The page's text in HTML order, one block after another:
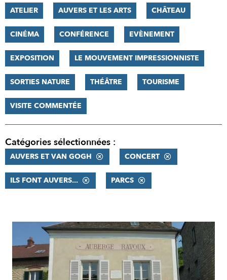
ATELIER AUVERS ET LES ARTS CHÂTEAU
CINÉMA CONFÉRENCE EVÈNEMENT
EXPOSITION LE MOUVEMENT IMPRESSIONNISTE
SORTIES NATURE THÉÂTRE TOURISME
VISITE COMMENTÉE
Catégories sélectionnées :
AUVERS ET VAN GOGH CONCERT
ILS FONT AUVERS... PARCS
RÉSULTATS